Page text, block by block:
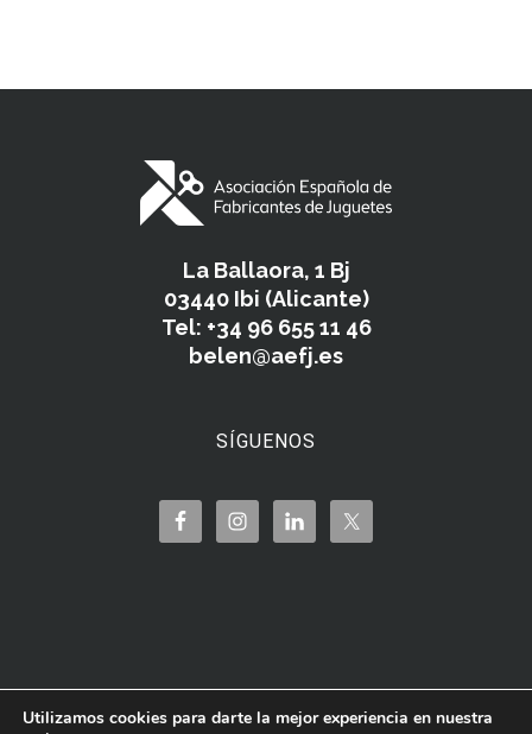
La Ballaora, 1 Bj
03440 Ibi (Alicante)
Tel: +34 96 655 11 46
belen@aefj.es
SÍGUENOS
Utilizamos cookies para darte la mejor experiencia en nuestra